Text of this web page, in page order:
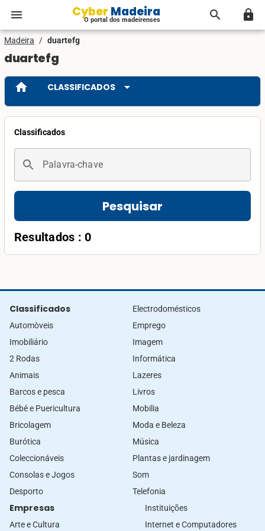
menu Cyber Madeira
O portal dos madeirenses search lock
Madeira / duartefg
duartefg
home CLASSIFICADOS arrow_drop_down
Classificados
search Palavra-chave
Pesquisar
Resultados : 0
Classificados
Automòveis
Imobiliário
2 Rodas
Animais
Barcos e pesca
Bébé e Puericultura
Bricolagem
Burótica
Coleccionáveis
Consolas e Jogos
Desporto
Electrodomésticos
Emprego
Imagem
Informática
Lazeres
Livros
Mobilia
Moda e Beleza
Música
Plantas e jardinagem
Som
Telefonia
Empresas
Arte e Cultura
Instituições
Internet e Computadores